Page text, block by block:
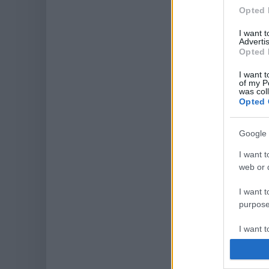
Opted
I want
Opted
I want
of my
was
Opted
Google
I want
web or
I want
I want
I want